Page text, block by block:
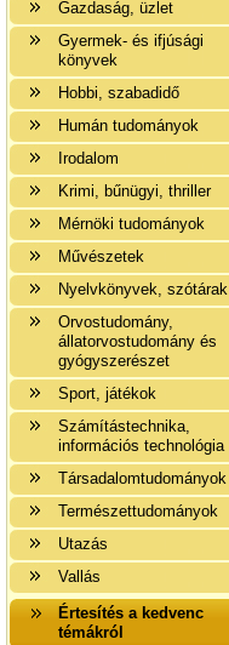
Gazdaság, üzlet
Gyermek- és ifjúsági
könyvek
Hobbi, szabadidő
Humán tudományok
Irodalom
Krimi, bűnügyi, thriller
Mérnöki tudományok
Művészetek
Nyelvkönyvek, szótárak
Orvostudomány,
állatorvostudomány és
gyógyszerészet
Sport, játékok
Számítástechnika,
információs technológia
Társadalomtudományok
Természettudományok
Utazás
Vallás
Értesítés a kedvenc
témákról